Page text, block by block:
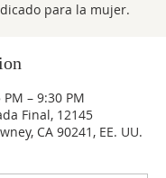
para la mujer.
– 9:30 PM
Final, 12145
CA 90241, EE. UU.